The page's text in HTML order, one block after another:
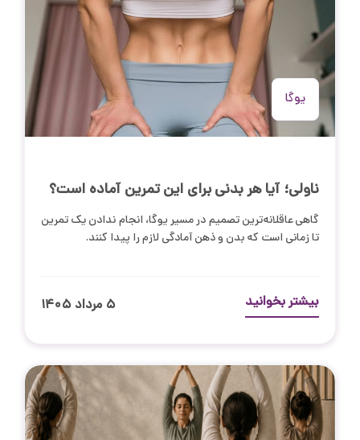
یوگا
ناولی؛ آیا هر بدنی برای این تمرین آماده است؟
گاهی عاقلانه‌ترین تصمیم در مسیر یوگا، انجام ندادن یک تمرین
تا زمانی است که بدن و ذهن آمادگی لازم را پیدا کنند.
بیشتر بخوانید ۵ مرداد ۱۴۰۵